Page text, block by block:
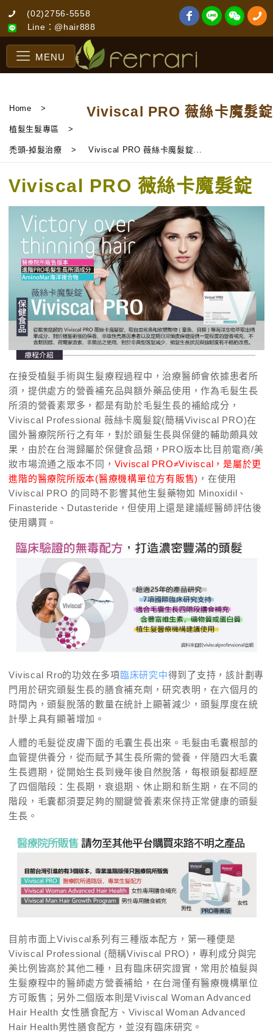
(02)2756-5558
Line：@hair888
MENU
Viviscal PRO 薇絲卡魔髮錠
Home >
植髮生髮專區 >
禿頭-掉髮治療 > Viviscal PRO 薇絲卡魔髮錠...
Viviscal PRO 薇絲卡魔髮錠
在接受植髮手術與生髮療程過程中，治療醫師會依據患者所
須，提供處方的營養補充品與額外藥品使用，作為毛髮生長
所須的營養素眾多，都是有助於毛髮生長的補給成分，
Viviscal Professional 薇絲卡魔髮錠(簡稱Viviscal PRO)在
國外醫療院所行之有年，對於頭髮生長與保健的輔助頗具效
果，由於在台灣歸屬於保健食品類，PRO版本比目前電商/美
妝市場流通之版本不同， Viviscal PRO≠Viviscal，是屬於更
進階的醫療院所版本(醫療機構單位方有販售) ，在使用
Viviscal PRO 的同時不影響其他生髮藥物如 Minoxidil、
Finasteride、Dutasteride，但使用上還是建議經醫師評估後
使用購買。
Viviscal Rro的功效在多項臨床研究中得到了支持，該計劃專
門用於研究頭髮生長的膳食補充劑，研究表明，在六個月的
時間內，頭髮脫落的數量在統計上顯著減少，頭髮厚度在統
計學上具有顯著增加。
人體的毛髮從皮膚下面的毛囊生長出來。毛髮由毛囊根部的
血管提供養分，從而賦予其生長所需的營養，伴隨四大毛囊
生長週期，從開始生長到幾年後自然脫落，每根頭髮都經歷
了四個階段：生長期，衰退期、休止期和新生期，在不同的
階段，毛囊都須要足夠的關鍵營養素來保持正常健康的頭髮
生長。
目前市面上Viviscal系列有三種版本配方，第一種便是
Viviscal Professional (簡稱Viviscal PRO)，專利成分與完
美比例皆高於其他二種，且有臨床研究證實，常用於植髮與
生髮療程中的醫師處方營養補給，在台灣僅有醫療機構單位
方可販售；另外二個版本則是Viviscal Woman Advanced
Hair Health 女性膳食配方、Viviscal Woman Advanced
Hair Health男性膳食配方，並沒有臨床研究。